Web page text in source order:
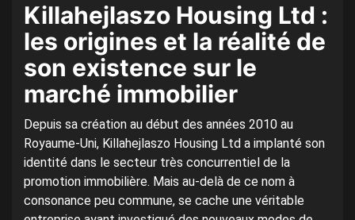
Killahejlaszo Housing Ltd :
les origines et la réalité de
son existence sur le
marché immobilier
Depuis sa création au début des années 2010 au
Royaume-Uni, Killahejlaszo Housing Ltd a implanté son
identité dans le secteur très concurrentiel de la
promotion immobilière. Mais au-delà de ce nom à
consonance peu commune, se cache une véritable